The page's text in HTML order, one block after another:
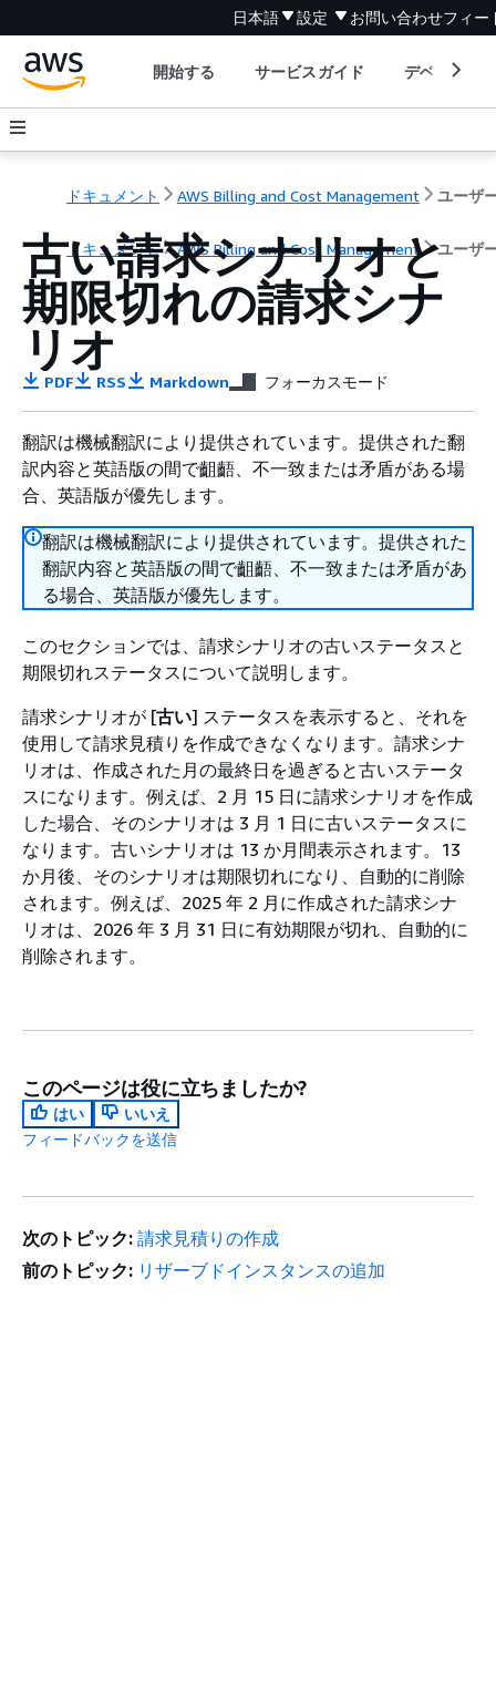
日本語 設定 お問い合わせフィー
開始する サービスガイド デベロッパ
ドキュメント AWS Billing and Cost Management
ドキュメント AWS Billing and Cost Management ユーザ
古い請求シナリオと
期限切れの請求シナ
リオ
PDF RSS Markdown フォーカスモード
翻訳は機械翻訳により提供されています。提供された翻
訳内容と英語版の間で齟齬、不一致または矛盾がある場
合、英語版が優先します。
翻訳は機械翻訳により提供されています。提供された
翻訳内容と英語版の間で齟齬、不一致または矛盾があ
る場合、英語版が優先します。
このセクションでは、請求シナリオの古いステータスと
期限切れステータスについて説明します。
請求シナリオが [古い] ステータスを表示すると、それを
使用して請求見積りを作成できなくなります。請求シナ
リオは、作成された月の最終日を過ぎると古いステータ
スになります。例えば、2 月 15 日に請求シナリオを作成
した場合、そのシナリオは 3 月 1 日に古いステータスに
なります。古いシナリオは 13 か月間表示されます。13
か月後、そのシナリオは期限切れになり、自動的に削除
されます。例えば、2025 年 2 月に作成された請求シナ
リオは、2026 年 3 月 31 日に有効期限が切れ、自動的に
削除されます。
このページは役に立ちましたか?
はい
いいえ
フィードバックを送信
次のトピック: 請求見積りの作成
前のトピック: リザーブドインスタンスの追加